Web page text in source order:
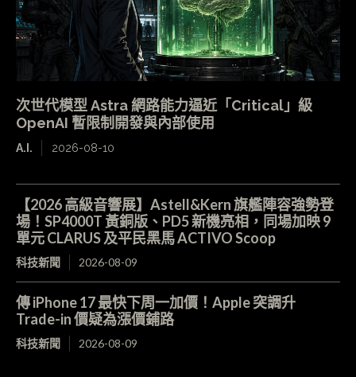
次世代模型 Astra 網路能力逼近「Critical」級
OpenAI 暫限制開發與內部使用
A.I. 2026-08-10
【2026 高級音響展】Astell&Kern 旗艦陣容強勢登
場！SP4000T 黃銅版、PD5 新機亮相，同場加映 9
單元 CLARUS 及平民黑馬 ACTIVO Scoop
科技新聞 2026-08-09
傳 iPhone 17 最快下周一加價！Apple 突調升
Trade-in 價疑為漲價鋪路
科技新聞 2026-08-09